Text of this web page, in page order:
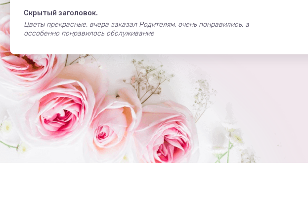
Скрытый заголовок.
Цветы прекрасные, вчера заказал Родителям, очень понравились, а
оссобенно понравилось обслуживание